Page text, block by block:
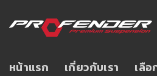
to
หน้าแรก เกี่ยวกับเรา เลือ